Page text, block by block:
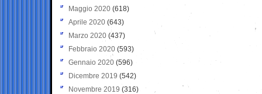
Maggio 2020 (618)
Aprile 2020 (643)
Marzo 2020 (437)
Febbraio 2020 (593)
Gennaio 2020 (596)
Dicembre 2019 (542)
Novembre 2019 (316)